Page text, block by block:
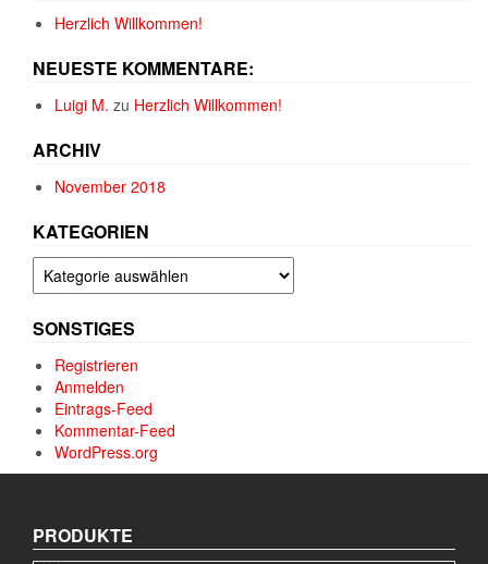
Herzlich Willkommen!
NEUESTE KOMMENTARE:
Luigi M. zu Herzlich Willkommen!
ARCHIV
November 2018
KATEGORIEN
Kategorien
SONSTIGES
Registrieren
Anmelden
Eintrags-Feed
Kommentar-Feed
WordPress.org
PRODUKTE